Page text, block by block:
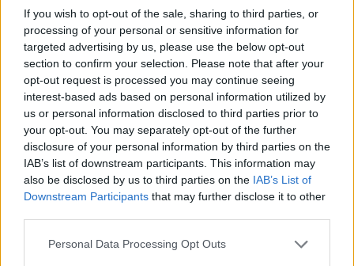
If you wish to opt-out of the sale, sharing to third parties, or
processing of your personal or sensitive information for
targeted advertising by us, please use the below opt-out
section to confirm your selection. Please note that after your
opt-out request is processed you may continue seeing
interest-based ads based on personal information utilized by
us or personal information disclosed to third parties prior to
your opt-out. You may separately opt-out of the further
disclosure of your personal information by third parties on the
IAB’s list of downstream participants. This information may
also be disclosed by us to third parties on the IAB’s List of
Downstream Participants that may further disclose it to other
Personal Data Processing Opt Outs
tőkét pumpál a piacra azért, hogy a többéves
csúcsra ugró kamatokat letörje. Múlt pénteken az
O/N betéti kamat 50% felett is járt az erősen
forráshiányos bankközi piacon, ma reggel a
bejelentés hatására 15% körülről 7-8%-ig esett
vissza. A címben jelzett baj nem is önmagában az
O/N kamatszint extrém kilengése, hanem inkább
amiatt körvonalazódik, hogy a román jegybank -
amint mi is felhívtuk rá a figyelmet - e hét szerda
este tovább csökkentette az irányadó (betétre
vonatkozó) kamatát. Ez egyrészt inkonzisztens a
bankközi piacon mutatott szigorúságával,